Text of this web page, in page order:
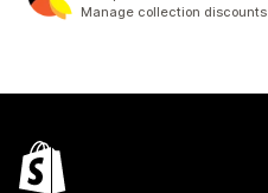
Manage collection